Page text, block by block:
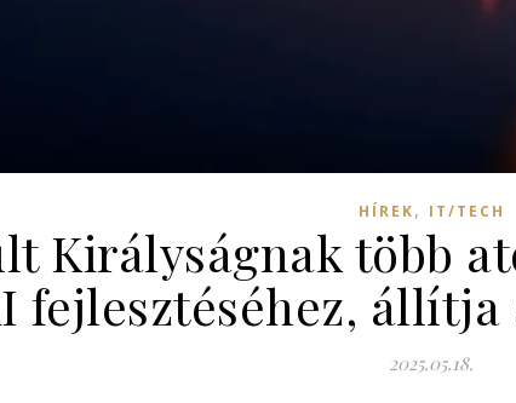
HÍREK, IT/TECH
Királyságnak több
fejlesztéséhez, állítja
2025.05.18.